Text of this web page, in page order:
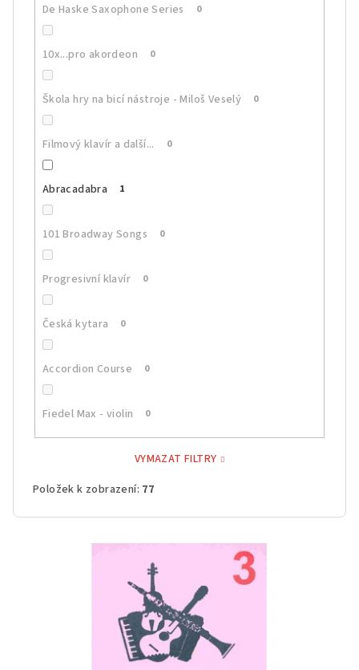
De Haske Saxophone Series 0
10x...pro akordeon 0
Škola hry na bicí nástroje - Miloš Veselý 0
Filmový klavír a další... 0
Abracadabra 1
101 Broadway Songs 0
Progresivní klavír 0
Česká kytara 0
Accordion Course 0
Fiedel Max - violin 0
VYMAZAT FILTRY
Položek k zobrazení: 77